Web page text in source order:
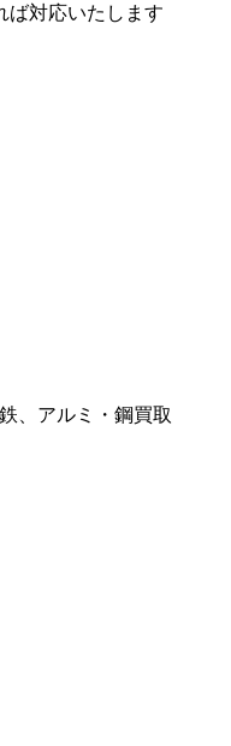
ば対応いたします
、アルミ・鋼買取